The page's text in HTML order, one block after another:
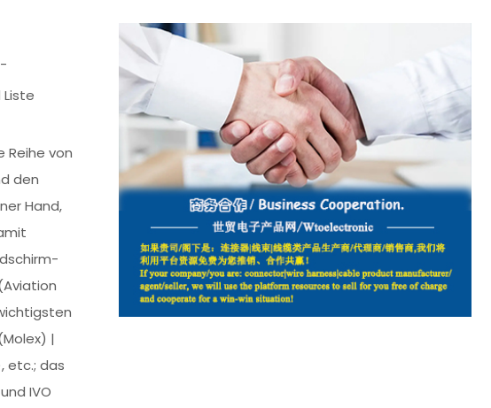
Reihe von
den
Hand,
|
etc.; das
IVO